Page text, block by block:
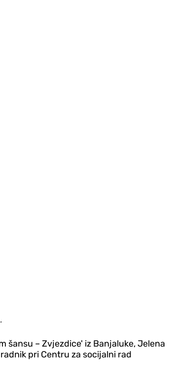
šansu – Zvjezdice' iz Banjaluke, Jelena
pri Centru za socijalni rad